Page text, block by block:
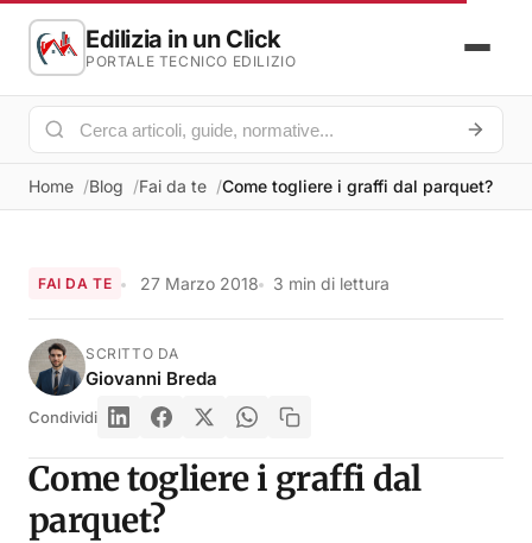
Edilizia in un Click
PORTALE TECNICO EDILIZIO
Home Blog Fai da te Come togliere i graffi dal parquet?
FAI DA TE 27 Marzo 2018 3 min di lettura
SCRITTO DA
Giovanni Breda
Condividi
Come togliere i graffi dal
parquet?